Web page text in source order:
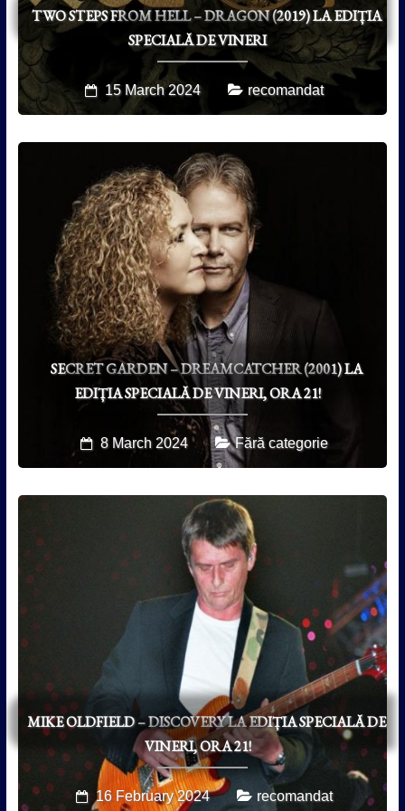
TWO STEPS FROM HELL – DRAGON (2019) LA EDIȚIA
SPECIALĂ DE VINERI
15 March 2024 recomandat
SECRET GARDEN – DREAMCATCHER (2001) LA
EDIȚIA SPECIALĂ DE VINERI, ORA 21!
8 March 2024 Fără categorie
MIKE OLDFIELD – DISCOVERY LA EDIȚIA SPECIALĂ DE
VINERI, ORA 21!
16 February 2024 recomandat